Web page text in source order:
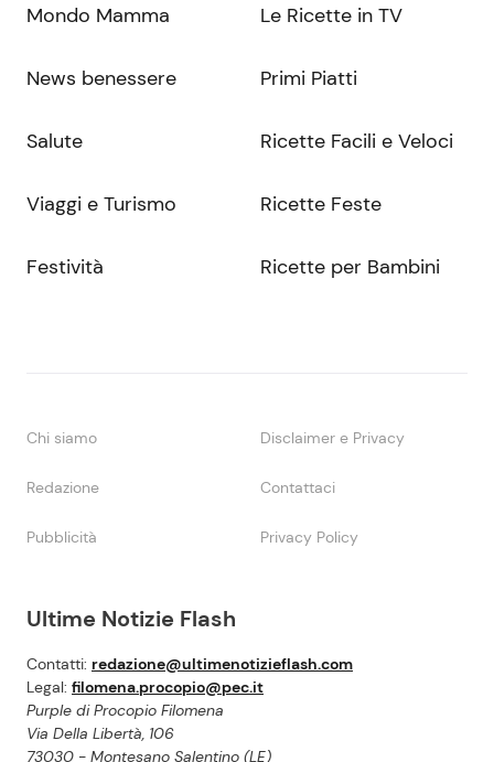
Ultime Notizie Flash
Contatti: redazione@ultimenotizieflash.com
Legal: filomena.procopio@pec.it
Purple di Procopio Filomena
Via Della Libertà, 106
73030 - Montesano Salentino (LE)
Mondo Mamma
News benessere
Salute
Viaggi e Turismo
Festività
Le Ricette in TV
Primi Piatti
Ricette Facili e Veloci
Ricette Feste
Ricette per Bambini
Chi siamo Disclaimer e Privacy
Redazione Contattaci
Pubblicità Privacy Policy